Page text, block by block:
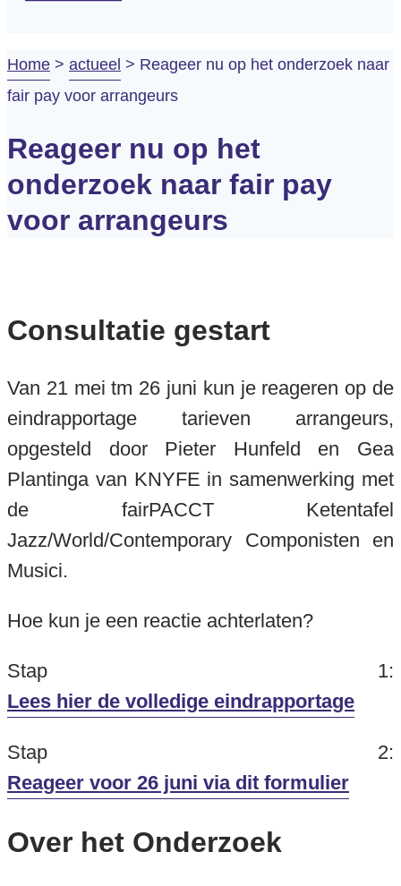
Home > actueel > Reageer nu op het onderzoek naar
fair pay voor arrangeurs
Reageer nu op het
onderzoek naar fair pay
voor arrangeurs
Consultatie gestart
Van 21 mei tm 26 juni kun je reageren op de
eindrapportage tarieven arrangeurs,
opgesteld door Pieter Hunfeld en Gea
Plantinga van KNYFE in samenwerking met
de fairPACCT Ketentafel
Jazz/World/Contemporary Componisten en
Musici.
Hoe kun je een reactie achterlaten?
Stap 1:
Lees hier de volledige eindrapportage
Stap 2:
Reageer voor 26 juni via dit formulier
Over het Onderzoek